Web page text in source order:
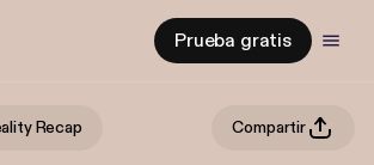
Prueba gratis
Recap Compartir